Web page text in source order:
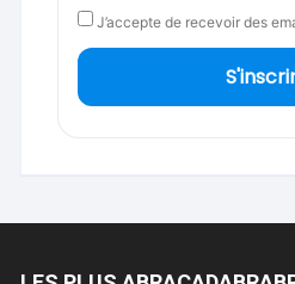
J’accepte de recevoir des